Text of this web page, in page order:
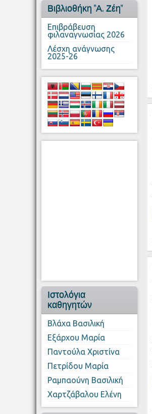
Βιβλιοθήκη "Α. Ζέη"
Επιβράβευση
φιλαναγνωσίας 2026
Λέσχη ανάγνωσης
2025-26
Ιστολόγια
καθηγητών
Βλάχα Βασιλική
Εξάρχου Μαρία
Παντούλα Χριστίνα
Πετρίδου Μαρία
Ραμπαούνη Βασιλική
Χαρτζάβαλου Ελένη